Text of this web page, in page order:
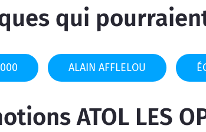
qui
ALAIN AFFLELOU
ATOL LES